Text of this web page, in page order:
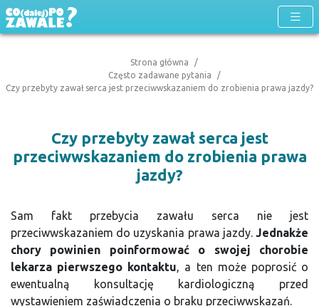
Strona główna
Często zadawane pytania
Czy przebyty zawał serca jest przeciwwskazaniem do zrobienia prawa jazdy?
Czy przebyty zawał serca jest
przeciwwskazaniem do zrobienia prawa
jazdy?
Sam fakt przebycia zawału serca nie jest
przeciwwskazaniem do uzyskania prawa jazdy. Jednakże
chory powinien poinformować o swojej chorobie
lekarza pierwszego kontaktu, a ten może poprosić o
ewentualną konsultację kardiologiczną przed
wystawieniem zaświadczenia o braku przeciwwskazań.